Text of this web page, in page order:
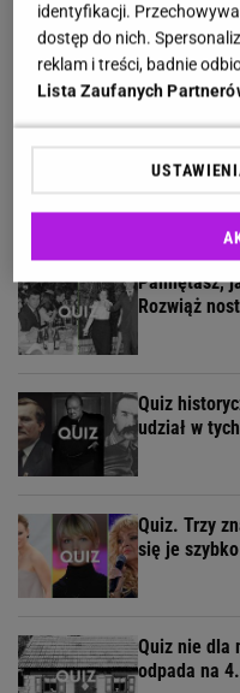
Szybka
omnibusa,
Pamiętasz
Rozwiąż
Pamiętasz,
Rozwiąż
Quiz
udział w
Quiz. Trzy
się je
Quiz nie dla
odpada na
identyfikacji.
dostęp do nich.
reklam i treści, badnie
Lista Zaufanych